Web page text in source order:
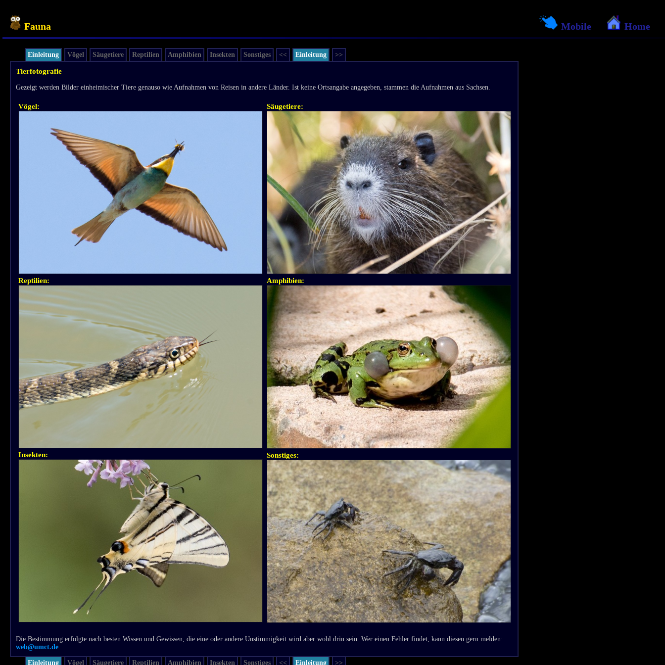
Fauna Mobile Home
Einleitung Vögel Säugetiere Reptilien Amphibien Insekten Sonstiges << Einleitung >>
Tierfotografie
Gezeigt werden Bilder einheimischer Tiere genauso wie Aufnahmen von Reisen in andere Länder. Ist keine Ortsangabe angegeben, stammen die Aufnahmen aus Sachsen.
Vögel:
Reptilien:
Insekten:
Säugetiere:
Amphibien:
Sonstiges:
Die Bestimmung erfolgte nach besten Wissen und Gewissen, die eine oder andere Unstimmigkeit wird aber wohl drin sein. Wer einen Fehler findet, kann diesen gern melden:
web@umct.de
Einleitung Vögel Säugetiere Reptilien Amphibien Insekten Sonstiges << Einleitung >>